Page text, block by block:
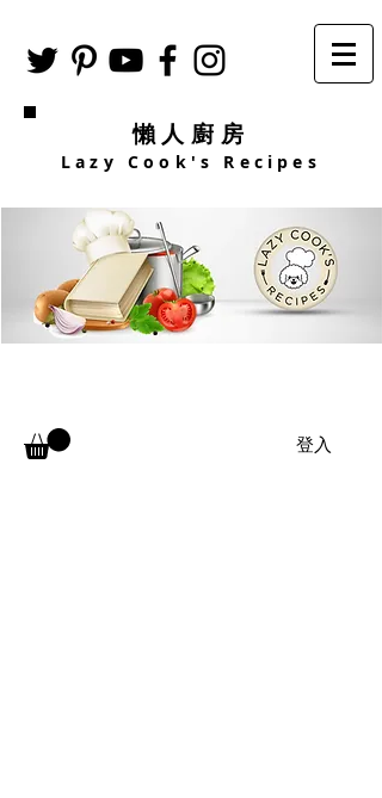
懶人廚房
Lazy Cook's Recipes
登入